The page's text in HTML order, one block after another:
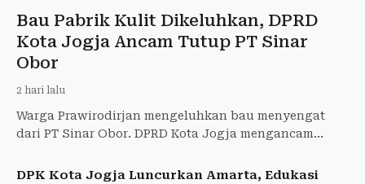
Bau Pabrik Kulit Dikeluhkan, DPRD
Kota Jogja Ancam Tutup PT Sinar
Obor
2 hari lalu
Warga Prawirodirjan mengeluhkan bau menyengat
dari PT Sinar Obor. DPRD Kota Jogja mengancam
DPK Kota Jogja Luncurkan Amarta, Edukasi